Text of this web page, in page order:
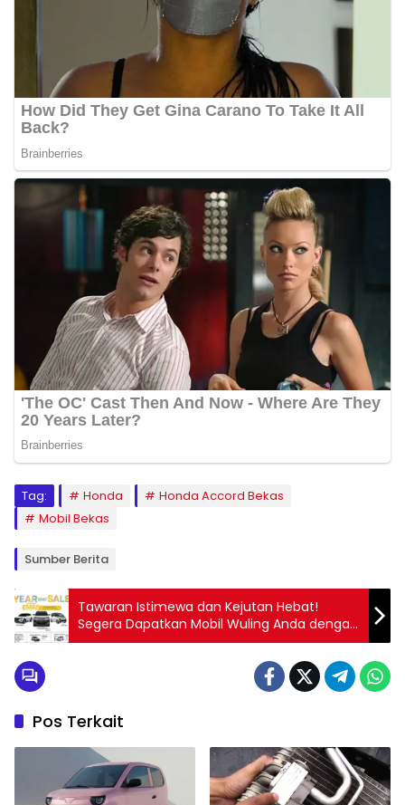
Tag: Honda
Honda Accord Bekas
Mobil Bekas
Sumber Berita
Tawaran Istimewa dan Kejutan Hebat!
Segera Dapatkan Mobil Wuling Anda dengan
Bonus Spesial!
Pos Terkait